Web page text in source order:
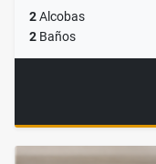
2Alcobas
2 Baños